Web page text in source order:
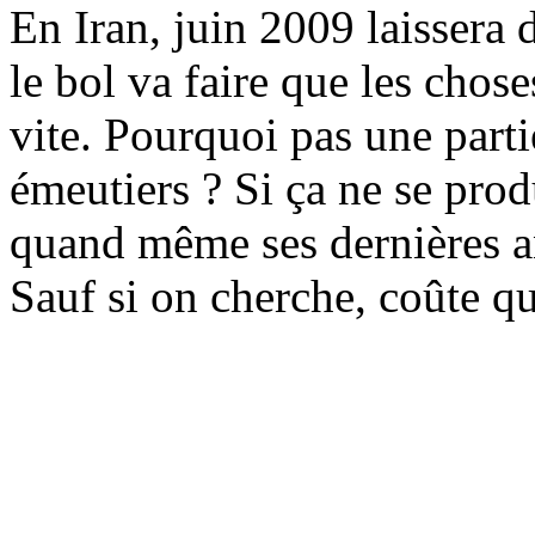
En Iran, juin 2009 laissera
le bol va faire que les
vite. Pourquoi pas une
émeutiers ? Si ça ne se
quand même ses dernières
Sauf si on cherche, coûte